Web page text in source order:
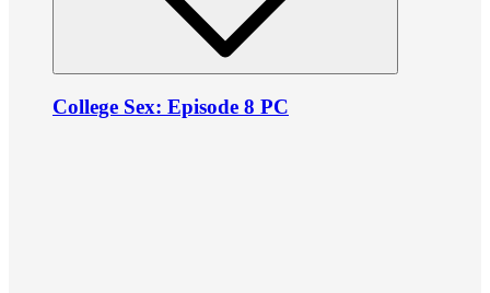
College Sex: Episode 8 PC